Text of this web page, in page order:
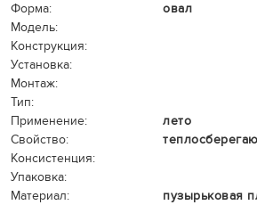
Форма:
овал
Модель:
Конструкция:
Установка:
Монтаж:
Тип:
Применение:
лето
Свойство:
Консистенция:
Упаковка:
Материал:
пузырьковая